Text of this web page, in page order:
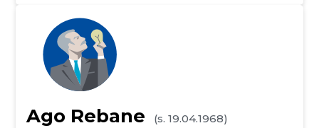
Ago Rebane
(s. 19.04.1968)